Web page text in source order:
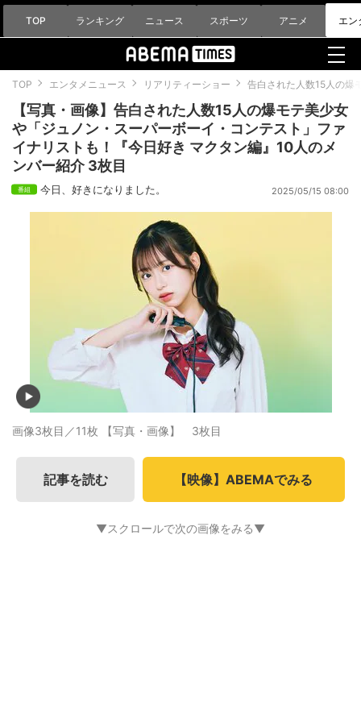
TOP ランキング ニュース スポーツ アニメ エン
TOP エンタメニュース リアリティーショー 告白された人数15人の爆
【写真・画像】告白された人数15人の爆モテ美少女
や「ジュノン・スーパーボーイ・コンテスト」ファ
イナリストも！『今日好き マクタン編』10人のメ
ンバー紹介 3枚目
今日、好きになりました。 2025/05/15 08:00
画像3枚目／11枚 【写真・画像】 3枚目
記事を読む 【映像】ABEMAでみる
▼スクロールで次の画像をみる▼